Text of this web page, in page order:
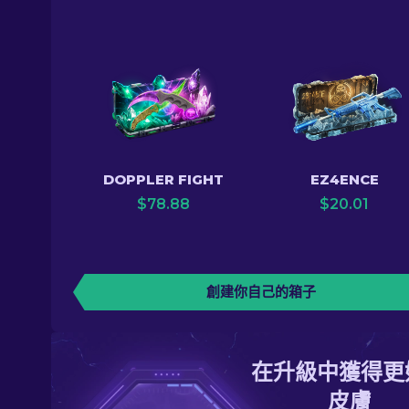
DOPPLER FIGHT
$78.88
EZ4ENCE
$20.01
創建你自己的箱子
在升級中獲得
皮膚